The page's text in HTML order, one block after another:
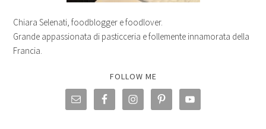
Chiara Selenati, foodblogger e foodlover.
Grande appassionata di pasticceria e follemente innamorata della
Francia.
FOLLOW ME